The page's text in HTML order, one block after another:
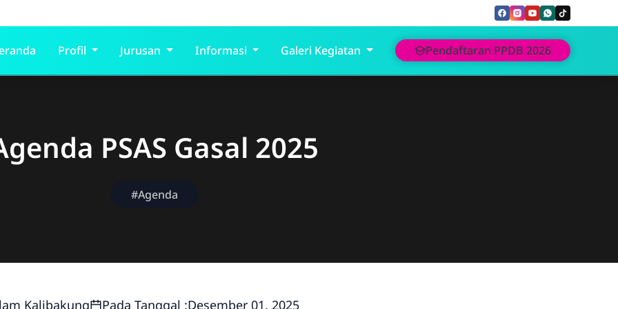
Profil Jurusan Informasi Galeri Kegiatan Pendaftaran PPDB 2026
PSAS Gasal 2025
#Agenda
Kalibakung Pada Tanggal :Desember 01, 2025